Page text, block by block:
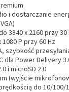
i dostarczanie
3840 x 2160 przy 30
P przy 60 Hz
szybkość
dla Power Delivery
i microSD 2.0
(wyjście
do 10/100/